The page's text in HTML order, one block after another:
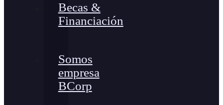
Becas &
Financiación
Somos
empresa
BCorp